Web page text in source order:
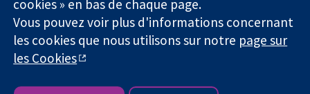
1045921) et une société à responsabilité limitée par garantie (n°
03044323) enregistrée en Angleterre et au Pays de Galles. Numéro
de TVA : GB 718 2127 49.
Copyright © 2026 The Cochrane Collaboration
Conditions Générales|Mentions légales|Politique de
cookies » en bas de chaque page.
Vous pouvez voir plus d'informations concernant
les cookies que nous utilisons sur notre page sur
les Cookies